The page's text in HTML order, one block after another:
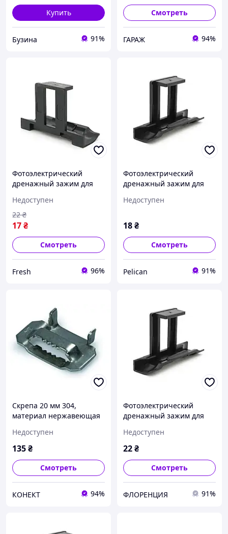
Купить
Бузина 91%
Смотреть
ГАРАЖ 94%
Фотоэлектрический
дренажный зажим для
fresh
Недоступен
17₴
22 ₴
Смотреть
Fresh 96%
Фотоэлектрический
дренажный зажим для
pelican
Недоступен
18₴
Смотреть
Pelican 91%
Скрепа 20 мм 304,
материал нержавеющая
Недоступен
135₴
Смотреть
КОНЕКТ 94%
Фотоэлектрический
дренажный зажим для
florentia
Недоступен
22₴
Смотреть
ФЛОРЕНЦИЯ 91%